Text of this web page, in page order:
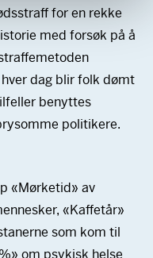
for en rekke
med forsøk på å
dag blir folk dømt
benyttes
politikere.
«Mørketid» av
«Kaffetår»
som kom til
om psykisk helse